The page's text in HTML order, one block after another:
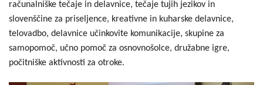
računalniške tečaje in delavnice, tečaje tujih jezikov in
slovenščine za priseljence, kreativne in kuharske delavnice,
telovadbo, delavnice učinkovite komunikacije, skupine za
samopomoč, učno pomoč za osnovnošolce, družabne igre,
počitniške aktivnosti za otroke.